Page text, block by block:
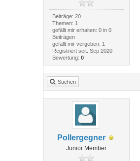
Beiträge: 20
Themen: 1
gefällt mir erhalten: 0 in 0
Beiträgen
gefällt mir vergeben: 1
Registriert seit: Sep 2020
Bewertung: 0
Suchen
Pollergegner
Junior Member